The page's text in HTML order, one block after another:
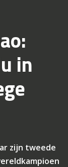
in
zijn tweede